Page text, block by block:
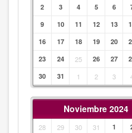
2
3 4 5 6
9
10 11 12 13
16
17 18 19 20
23
24 25 26 27
30
31 1 2 3
Noviembre 2024
28 29 30 31 1